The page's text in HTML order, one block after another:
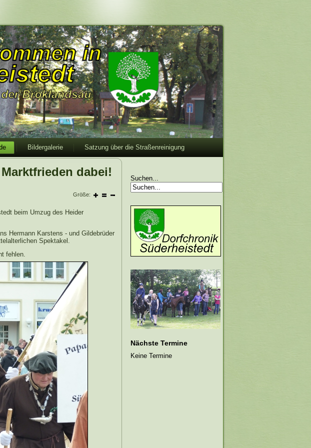
Bildergalerie Satzung über die Straßenreinigung
dabei!
Größe:
beim Umzug des Heider
Hermann Karstens - und Gildebrüder
Spektakel.
fehlen.
Suchen...
Nächste Termine
Keine Termine